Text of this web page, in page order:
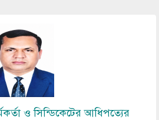
ও সিন্ডিকেটের আধিপত্যের